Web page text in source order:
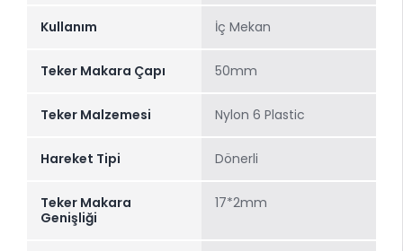
Kullanım İç Mekan
Teker Makara Çapı 50mm
Teker Malzemesi Nylon 6 Plastic
Hareket Tipi Dönerli
Teker Makara
Genişliği
17*2mm